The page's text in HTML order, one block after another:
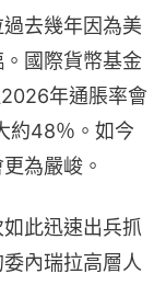
去幾年因為美
國際貨幣基金
年通脹率會
約48％。如今
為嚴峻。
此迅速出兵抓
內瑞拉高層人